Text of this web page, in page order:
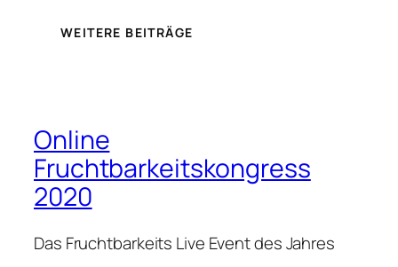
WEITERE BEITRÄGE
Online
Fruchtbarkeitskongress
2020
Das Fruchtbarkeits Live Event des Jahres